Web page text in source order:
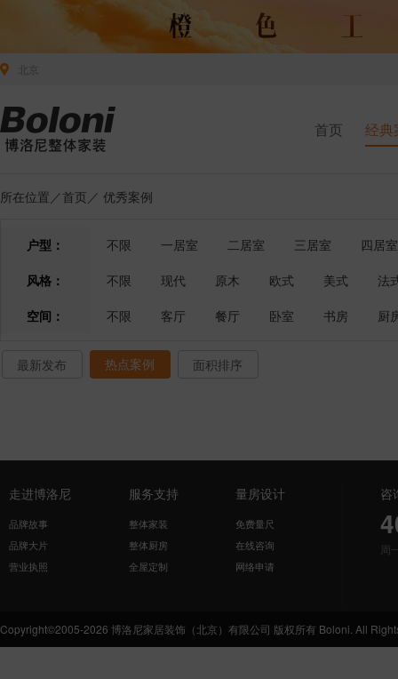
首页 经典
所在位置／首页 ／ 优秀案例
户型： 不限 一居室 二居室 三居室
四居室
风格：
不限 现代 原木 欧式 美式
法
空间：
不限 客厅 餐厅 卧室 书房 厨
最新发布 热点案例 面积排序
走进博洛尼
品牌故事
品牌大片
营业执照
服务支持
整体家装
整体厨房
全屋定制
量房设计
免费量尺
在线咨询
网络申请
咨
周
Copyright©2005-2026 博洛尼家居装饰（北京）有限公司 版权所有 Boloni. All